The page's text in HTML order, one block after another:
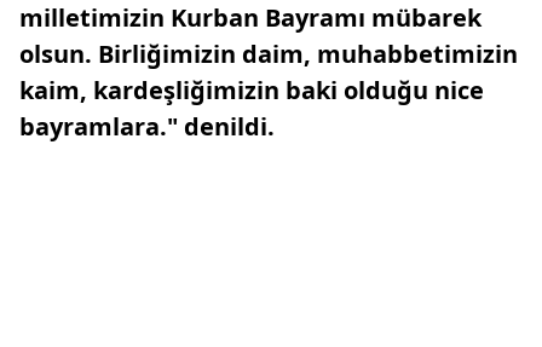
milletimizin Kurban Bayramı mübarek
olsun. Birliğimizin daim, muhabbetimizin
kaim, kardeşliğimizin baki olduğu nice
bayramlara." denildi.